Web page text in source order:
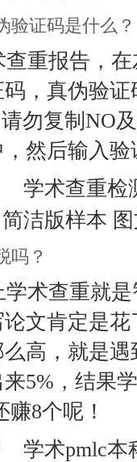
验证码是什么？
重报告，
，真伪验
勿复制NO
然后输入
吗？
术查重就
文肯定是
高，就是
5%，结果
8个呢！